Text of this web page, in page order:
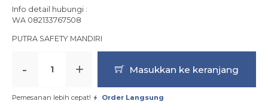
Info detail hubungi :
WA 082133767508
PUTRA SAFETY MANDIRI
- + Masukkan ke keranjang
Pemesanan lebih cepat! Order Langsung